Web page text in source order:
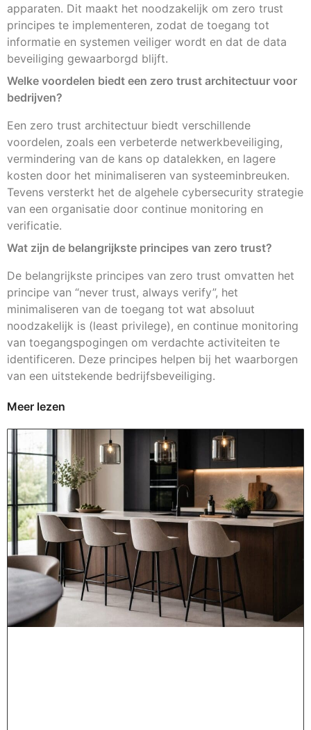
apparaten. Dit maakt het noodzakelijk om zero trust
principes te implementeren, zodat de toegang tot
informatie en systemen veiliger wordt en dat de data
beveiliging gewaarborgd blijft.
Welke voordelen biedt een zero trust architectuur voor
bedrijven?
Een zero trust architectuur biedt verschillende
voordelen, zoals een verbeterde netwerkbeveiliging,
vermindering van de kans op datalekken, en lagere
kosten door het minimaliseren van systeeminbreuken.
Tevens versterkt het de algehele cybersecurity strategie
van een organisatie door continue monitoring en
verificatie.
Wat zijn de belangrijkste principes van zero trust?
De belangrijkste principes van zero trust omvatten het
principe van “never trust, always verify”, het
minimaliseren van de toegang tot wat absoluut
noodzakelijk is (least privilege), en continue monitoring
van toegangspogingen om verdachte activiteiten te
identificeren. Deze principes helpen bij het waarborgen
van een uitstekende bedrijfsbeveiliging.
Meer lezen